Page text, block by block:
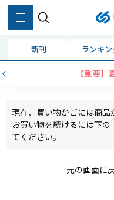
新刊 ランキ
【重要
現在、買い物かごには商品
お買い物を続けるには下
てください。
元の画面に